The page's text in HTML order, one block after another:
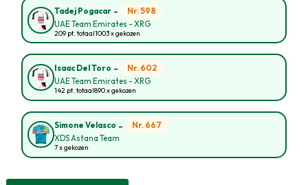
Tadej Pogacar - Nr. 598
UAE Team Emirates - XRG
209 pt. totaal1003 x gekozen
Isaac Del Toro - Nr. 602
UAE Team Emirates - XRG
142 pt. totaal890 x gekozen
Simone Velasco - Nr. 667
XDS Astana Team
7 x gekozen